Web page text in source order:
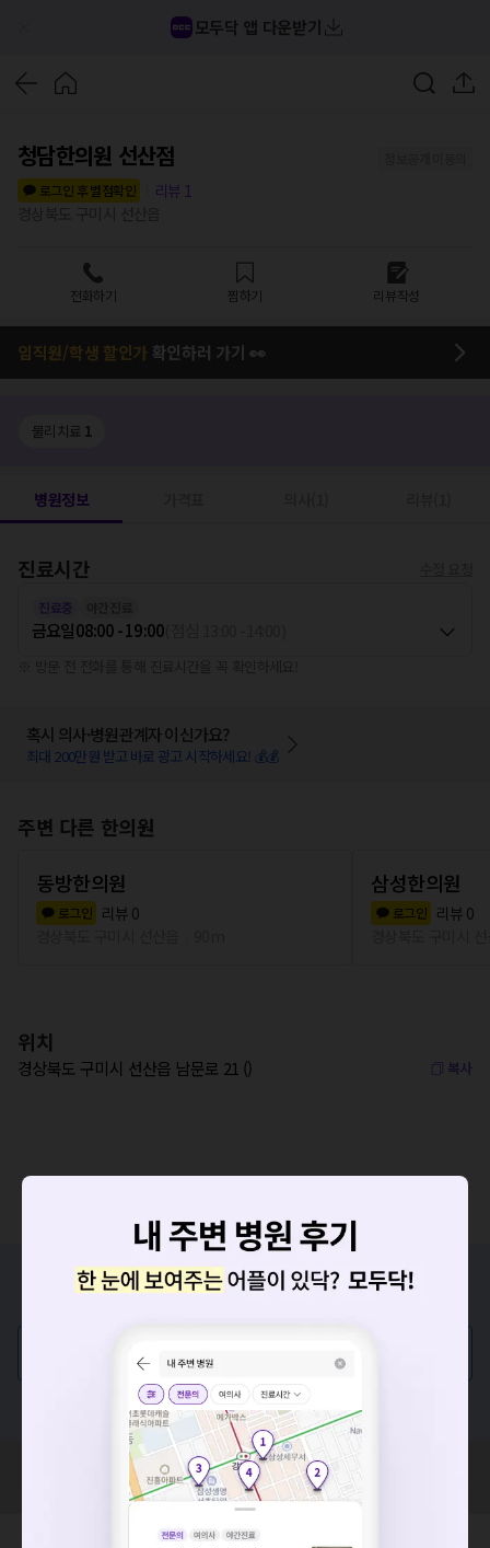
모두닥 앱 다운받기
청담한의원 선산점
로그인 후 별점확인
리뷰 1
전화하기 찜하기 리뷰작성
임직원/학생 할인가 확인하러 가기 👀
물리치료 1
병원정보
진료시간
진료중
금요일08:00 - 19:00
혹시 의사·병원관계자 이신가요?
최대 200만원 받고 바로 광고 시작하세요! 💰💰
주변 다른 한의원
동방한의원
로그인 리뷰 0
삼성한의원
로그인 리뷰 0
위치
경상북도 구미시 선산읍 남문로 21 () 복사
증상/치료, 궁금한 점이 있나요?
💬 무엇이든 물어보세요
혹은, 의료상담 서비스에 다양한 게시글 보러가기
혹시 잘못된 병원정보가 있나요?
모두닥 팀에 알려주세요!
요청하신 작업을 처리하지 못했습니다.
네트워크 또는 서버의 일시적인 오류로, 잠시 후 다시 시도해주
세요. 지속적으로 문제가 발생할 경우 모두닥 채널톡으로 문의